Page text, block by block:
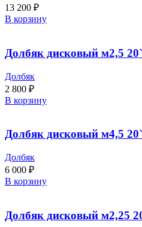
13 200 ₽
В корзину
Долбяк дисковый м2,5
Долбяк
2 800 ₽
В корзину
Долбяк дисковый м4,5
Долбяк
6 000 ₽
В корзину
Долбяк дисковый м2,25